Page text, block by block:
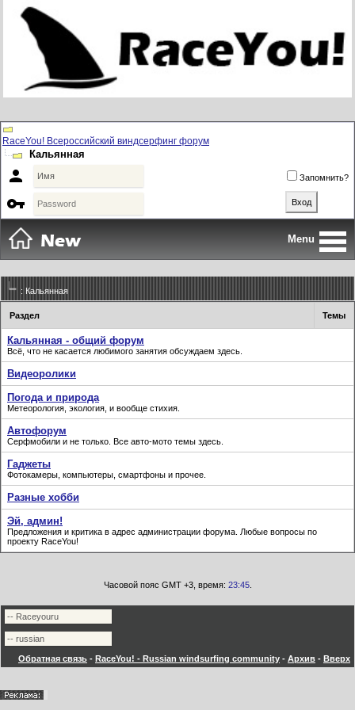
RaceYou! Всероссийский виндсерфинг форум
Кальянная
 Запомнить?

Menu
: Кальянная
Раздел Темы
Кальянная - общий форум
Всё, что не касается любимого занятия обсуждаем здесь.
Видеоролики
Погода и природа
Метеорология, экология, и вообще стихия.
Автофорум
Серфмобили и не только. Все авто-мото темы здесь.
Гаджеты
Фотокамеры, компьютеры, смартфоны и прочее.
Разные хобби
Эй, админ!
Предложения и критика в адрес администрации форума. Любые вопросы по
проекту RaceYou!
Часовой пояс GMT +3, время: 23:45.
Обратная связь - RaceYou! - Russian windsurfing community - Архив - Вверх